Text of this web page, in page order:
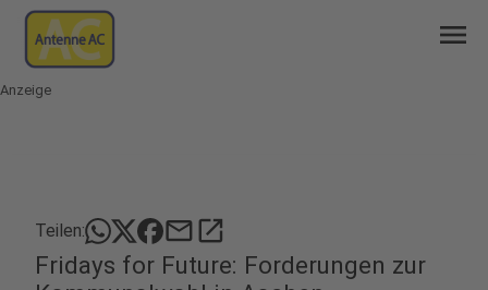
menu
Anzeige
Teilen: mailopen_in_new
Fridays for Future: Forderungen zur